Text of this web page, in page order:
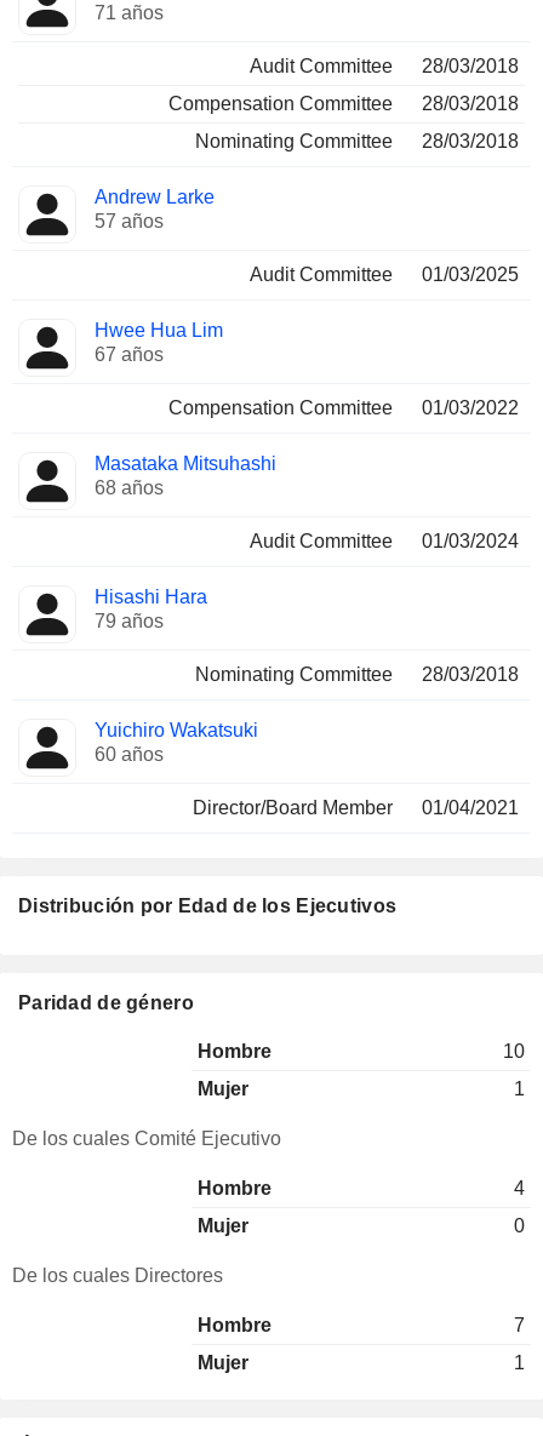
71 años
Audit Committee
28/03/2018
Compensation Committee
28/03/2018
Nominating Committee
28/03/2018
Andrew Larke
57 años
Audit Committee 01/03/2025
Hwee Hua Lim
67 años
Compensation Committee 01/03/2022
Masataka Mitsuhashi
68 años
Audit Committee 01/03/2024
Hisashi Hara
79 años
Nominating Committee 28/03/2018
Yuichiro Wakatsuki
60 años
Director/Board Member 01/04/2021
Distribución por Edad de los Ejecutivos
Paridad de género
Hombre
10
Mujer
1
De los cuales Comité Ejecutivo
Hombre
4
Mujer
0
De los cuales Directores
Hombre
7
Mujer
1